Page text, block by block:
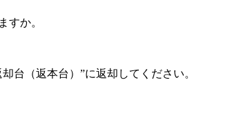
すか。
台（返本台）”に返却してください。